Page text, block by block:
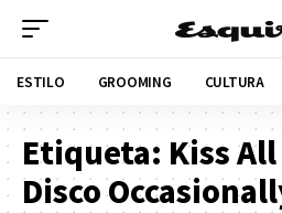
ESTILO GROOMING CULTURA
Etiqueta: Kiss
Disco